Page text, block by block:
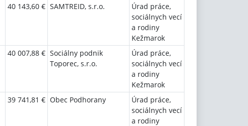
40 143,60 € SAMTREID, s.r.o.
Úrad práce,
sociálnych vecí
a rodiny
Kežmarok
40 007,88 € Sociálny podnik
Toporec, s.r.o.
Úrad práce,
sociálnych vecí
a rodiny
Kežmarok
39 741,81 € Obec Podhorany
Úrad práce,
sociálnych vecí
a rodiny